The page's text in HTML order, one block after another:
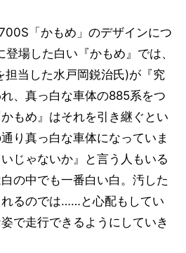
「かもめ」のデザインにつ
場した白い『かもめ』では、
担当した水戸岡鋭治氏)が『究
、真っ白な車体の885系をつ
もめ』はそれを引き継ぐとい
り真っ白な車体になっていま
じゃないか』と言う人もいる
の中でも一番白い白。汚した
るのでは……と心配もしてい
で走行できるようにしていき